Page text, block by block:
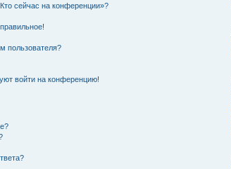
сейчас на конференции»?
пользователя?
войти на конференцию!